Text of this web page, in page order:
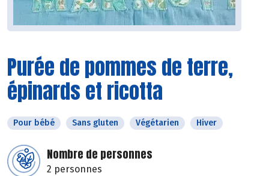
Purée de pommes de terre,
épinards et ricotta
Pour bébé Sans gluten Végétarien Hiver
Nombre de personnes
2 personnes